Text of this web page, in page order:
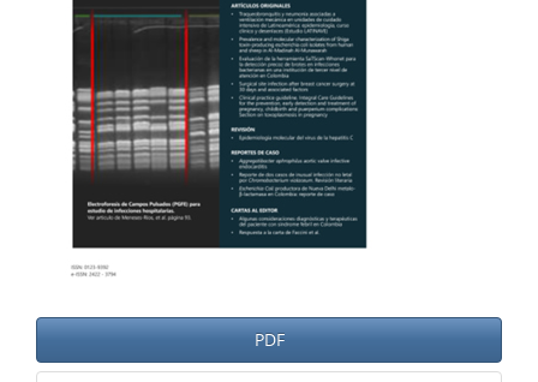
PDF